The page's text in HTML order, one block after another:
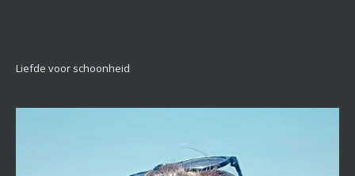
Liefde voor schoonheid